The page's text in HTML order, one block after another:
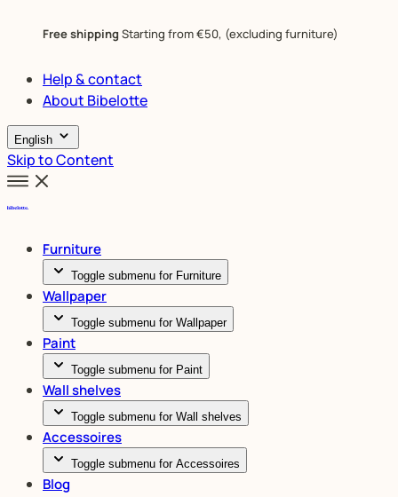
Free shipping Starting from €50, (excluding furniture)
Help & contact
About Bibelotte
English
Skip to Content
Furniture
Toggle submenu for Furniture
Wallpaper
Toggle submenu for Wallpaper
Paint
Toggle submenu for Paint
Wall shelves
Toggle submenu for Wall shelves
Accessoires
Toggle submenu for Accessoires
Blog